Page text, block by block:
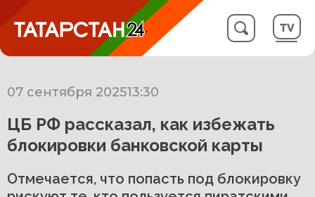
07 сентября 202513:30
ЦБ РФ рассказал, как избежать
блокировки банковской карты
Отмечается, что попасть под блокировку